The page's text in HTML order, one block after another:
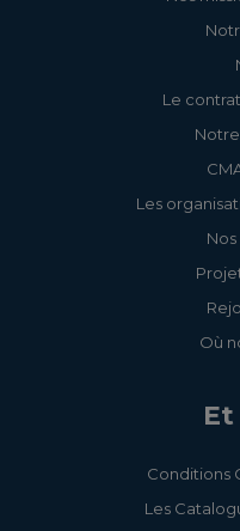
Le
Les
Où
Et
Conditions
Les